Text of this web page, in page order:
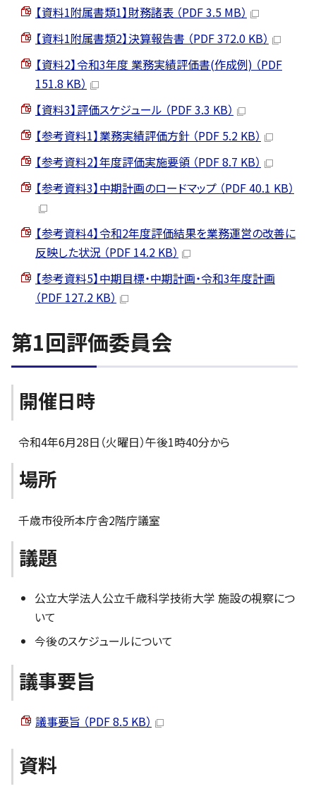
【資料1附属書類1】財務諸表 （PDF 3.5 MB）
【資料1附属書類2】決算報告書 （PDF 372.0 KB）
【資料2】令和3年度 業務実績評価書(作成例) （PDF
151.8 KB）
【資料3】評価スケジュール （PDF 3.3 KB）
【参考資料1】業務実績評価方針 （PDF 5.2 KB）
【参考資料2】年度評価実施要領 （PDF 8.7 KB）
【参考資料3】中期計画のロードマップ （PDF 40.1 KB）
【参考資料4】令和2年度評価結果を業務運営の改善に
反映した状況 （PDF 14.2 KB）
【参考資料5】中期目標・中期計画・令和3年度計画
（PDF 127.2 KB）
第1回評価委員会
開催日時
令和4年6月28日（火曜日）午後1時40分から
場所
千歳市役所本庁舎2階庁議室
議題
公立大学法人公立千歳科学技術大学 施設の視察につ
いて
今後のスケジュールについて
議事要旨
議事要旨 （PDF 8.5 KB）
資料